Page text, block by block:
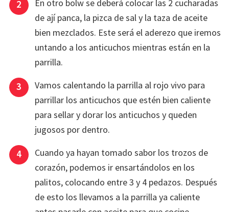
En otro bolw se deberá colocar las 2 cucharadas
de ají panca, la pizca de sal y la taza de aceite
bien mezclados. Este será el aderezo que iremos
untando a los anticuchos mientras están en la
parrilla.
Vamos calentando la parrilla al rojo vivo para
parrillar los anticuchos que estén bien caliente
para sellar y dorar los anticuchos y queden
jugosos por dentro.
Cuando ya hayan tomado sabor los trozos de
corazón, podemos ir ensartándolos en los
palitos, colocando entre 3 y 4 pedazos. Después
de esto los llevamos a la parrilla ya caliente